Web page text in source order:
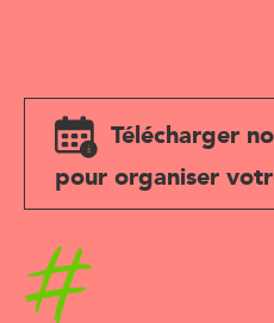
Télécharger
pour organiser
Accueil